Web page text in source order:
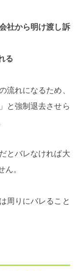
社から明け渡し訴
る
流れになるため、
と強制退去させら
とバレなければ大
ん。
周りにバレること